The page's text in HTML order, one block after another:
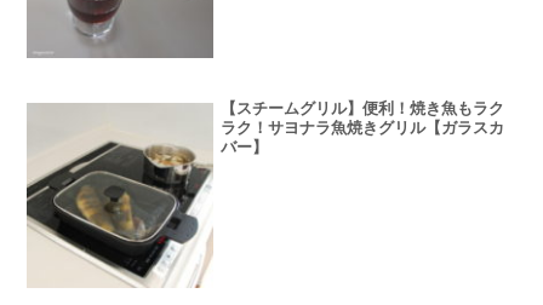
【スチームグリル】便利！焼き魚もラク
ラク！サヨナラ魚焼きグリル【ガラスカ
バー】